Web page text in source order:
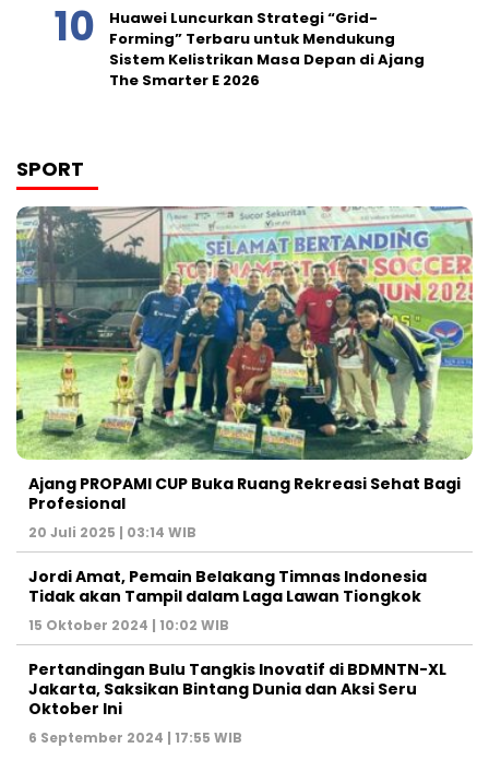
Huawei Luncurkan Strategi “Grid-
Forming” Terbaru untuk Mendukung
Sistem Kelistrikan Masa Depan di Ajang
The Smarter E 2026
SPORT
Ajang PROPAMI CUP Buka Ruang Rekreasi Sehat Bagi
Profesional
20 Juli 2025 | 03:14 WIB
Jordi Amat, Pemain Belakang Timnas Indonesia
Tidak akan Tampil dalam Laga Lawan Tiongkok
15 Oktober 2024 | 10:02 WIB
Pertandingan Bulu Tangkis Inovatif di BDMNTN-XL
Jakarta, Saksikan Bintang Dunia dan Aksi Seru
Oktober Ini
6 September 2024 | 17:55 WIB